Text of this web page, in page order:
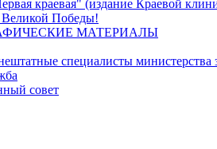
краевая" (издание Краевой
Великой Победы!
МАТЕРИАЛЫ
специалисты министерства
совет